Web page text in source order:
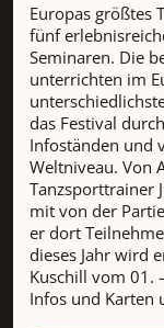
Europas größtes
fünf
Seminaren. Die
unterrichten im
das Festival
Infoständen und
Weltniveau. Von
Tanzsporttrainer
mit von der
er dort
dieses Jahr wird
Kuschill vom 01.
Infos und Karten